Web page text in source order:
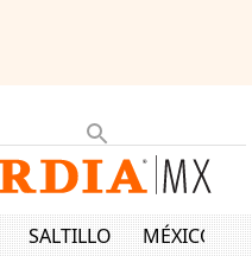
SALTILLO MÉXICO